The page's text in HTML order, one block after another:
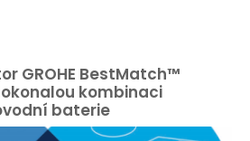
GROHE BestMatch™
kombinaci
baterie